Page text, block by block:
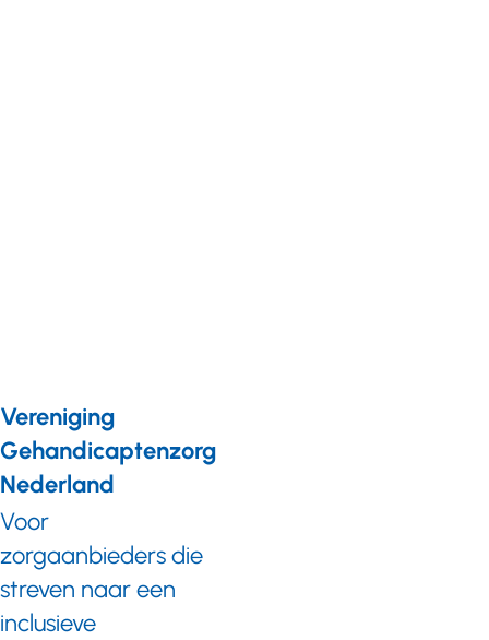
Vereniging
Gehandicaptenzorg
Nederland
Voor
zorgaanbieders die
streven naar een
inclusieve